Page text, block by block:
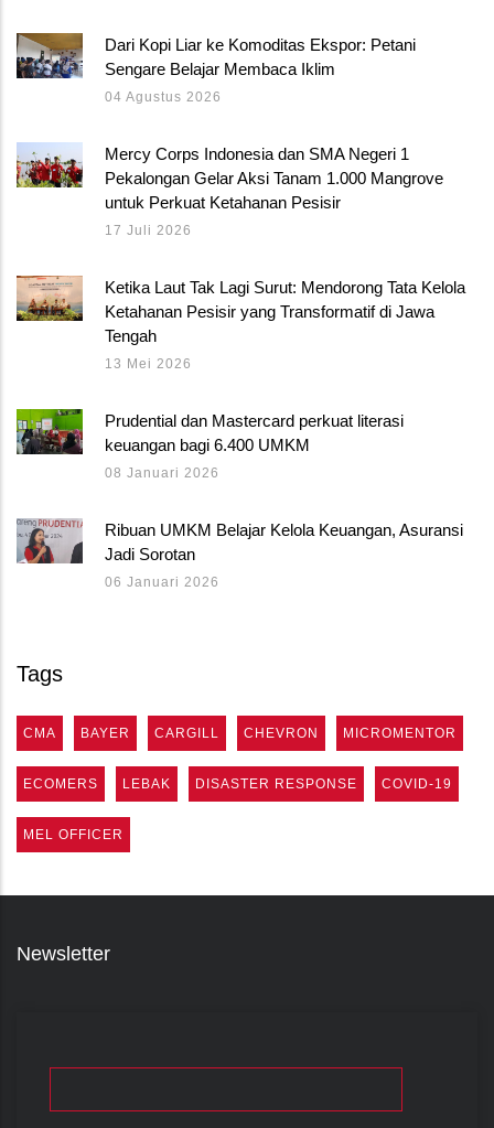
Dari Kopi Liar ke Komoditas Ekspor: Petani
Sengare Belajar Membaca Iklim
04 Agustus 2026
Mercy Corps Indonesia dan SMA Negeri 1
Pekalongan Gelar Aksi Tanam 1.000 Mangrove
untuk Perkuat Ketahanan Pesisir
17 Juli 2026
Ketika Laut Tak Lagi Surut: Mendorong Tata Kelola
Ketahanan Pesisir yang Transformatif di Jawa
Tengah
13 Mei 2026
Prudential dan Mastercard perkuat literasi
keuangan bagi 6.400 UMKM
08 Januari 2026
Ribuan UMKM Belajar Kelola Keuangan, Asuransi
Jadi Sorotan
06 Januari 2026
Tags
CMA BAYER CARGILL CHEVRON MICROMENTOR
ECOMERS LEBAK DISASTER RESPONSE COVID-19
MEL OFFICER
Newsletter